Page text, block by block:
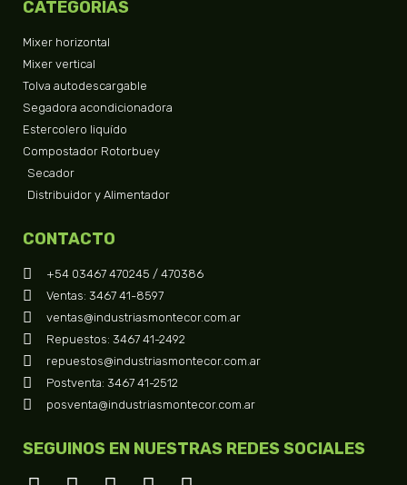
CATEGORÍAS
Mixer horizontal
Mixer vertical
Tolva autodescargable
Segadora acondicionadora
Estercolero liquído
Compostador Rotorbuey
Secador
Distribuidor y Alimentador
CONTACTO
+54 03467 470245 / 470386
Ventas: 3467 41-8597
ventas@industriasmontecor.com.ar
Repuestos: 3467 41-2492
repuestos@industriasmontecor.com.ar
Postventa: 3467 41-2512
posventa@industriasmontecor.com.ar
SEGUINOS EN NUESTRAS REDES SOCIALES